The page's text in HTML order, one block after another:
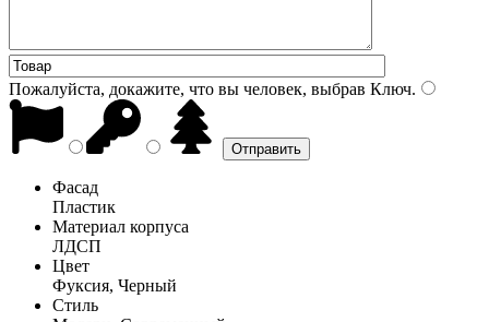
Пожалуйста, докажите, что вы человек, выбрав Ключ.
Фасад
Пластик
Материал корпуса
ЛДСП
Цвет
Фуксия, Черный
Стиль